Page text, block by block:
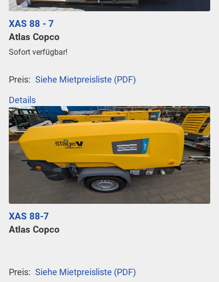
XAS 88 - 7
Atlas Copco
Sofort verfügbar!
Preis: Siehe Mietpreisliste (PDF)
Details
XAS 88-7
Atlas Copco
Preis: Siehe Mietpreisliste (PDF)